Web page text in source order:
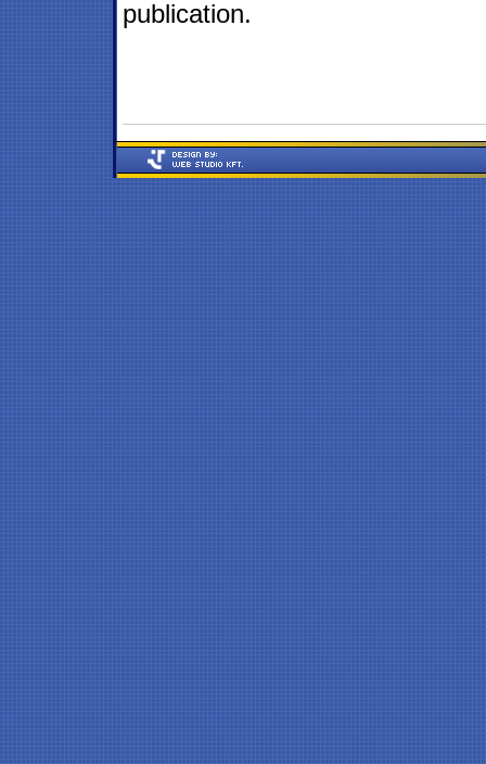
publication.